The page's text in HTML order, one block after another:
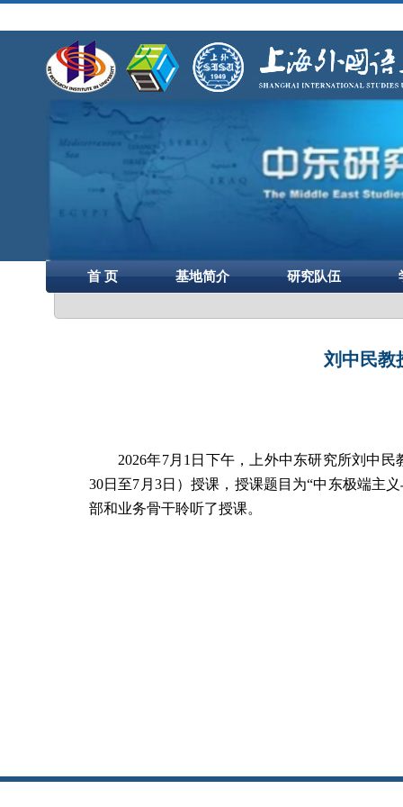
首 页 基地简介 研究队伍
刘中民教
2026年7月 1 日下午，上外中东研究所刘中
30日至7 月 3日）授课，授课题目为“中东极端主
部和业务骨干聆听了授课。